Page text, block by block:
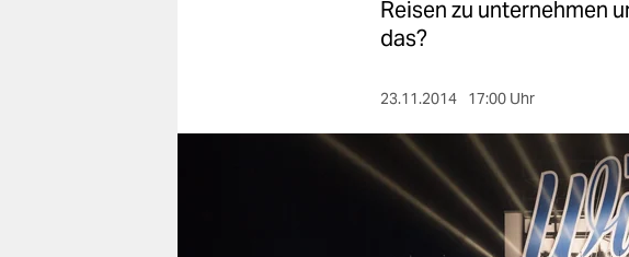
Reisen zu unternehmen
das?
23.11.2014 17:00 Uhr